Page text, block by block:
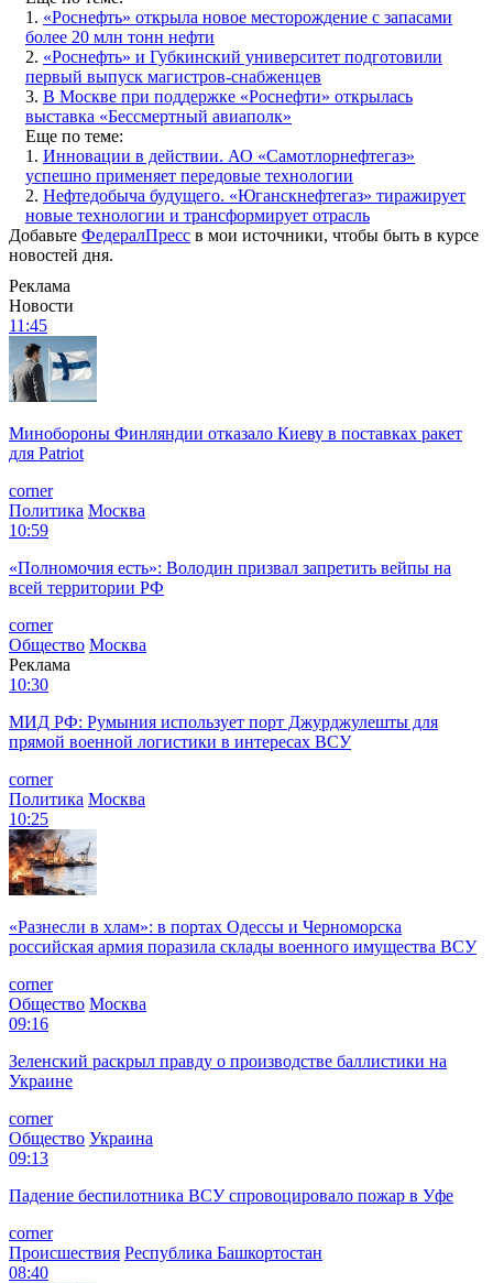
1. «Роснефть» открыла новое месторождение с запасами
более 20 млн тонн нефти
2. «Роснефть» и Губкинский университет подготовили
первый выпуск магистров-снабженцев
3. В Москве при поддержке «Роснефти» открылась
выставка «Бессмертный авиаполк»
Еще по теме:
1. Инновации в действии. АО «Самотлорнефтегаз»
успешно применяет передовые технологии
2. Нефтедобыча будущего. «Юганскнефтегаз» тиражирует
новые технологии и трансформирует отрасль
Добавьте ФедералПресс в мои источники, чтобы быть в курсе
новостей дня.
Реклама
Новости
11:45
Минобороны Финляндии отказало Киеву в поставках ракет
для Patriot
corner
Политика Москва
10:59
«Полномочия есть»: Володин призвал запретить вейпы на
всей территории РФ
corner
Общество Москва
Реклама
10:30
МИД РФ: Румыния использует порт Джурджулешты для
прямой военной логистики в интересах ВСУ
corner
Политика Москва
10:25
«Разнесли в хлам»: в портах Одессы и Черноморска
российская армия поразила склады военного имущества ВСУ
corner
Общество Москва
09:16
Зеленский раскрыл правду о производстве баллистики на
Украине
corner
Общество Украина
09:13
Падение беспилотника ВСУ спровоцировало пожар в Уфе
corner
Происшествия Республика Башкортостан
08:40